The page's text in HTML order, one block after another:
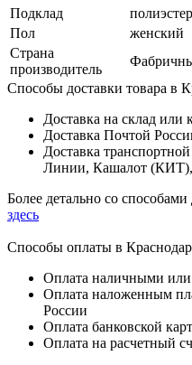
Подклад
полиэстер
Пол
женский
Страна
производитель
Способы доставки товара в
Доставка на склад или
Доставка Почтой
Доставка
Линии, Кашалот (КИТ),
Более детально со
здесь
Способы оплаты в
Оплата наличными
Оплата наложенным
России
Оплата банковской
Оплата на расчетный